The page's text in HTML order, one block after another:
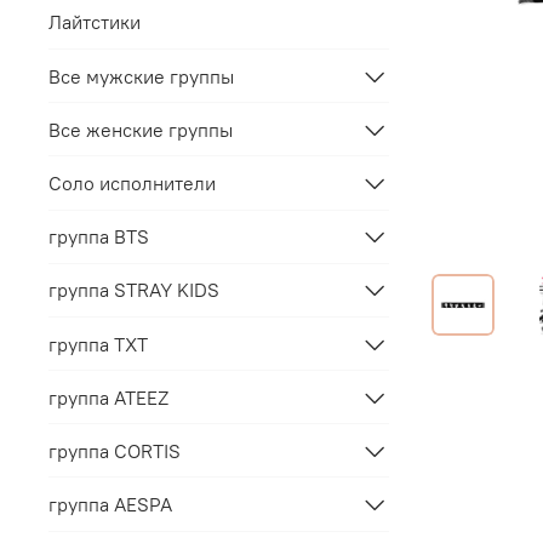
Лайтстики
Все мужские группы
Все женские группы
Соло исполнители
группа BTS
группа STRAY KIDS
группа TXT
группа ATEEZ
группа CORTIS
группа AESPA